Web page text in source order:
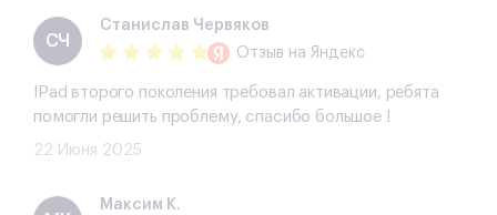
СЧ
Станислав Червяков
Отзыв на Яндекс
IPad второго поколения требовал активации, ребята
помогли решить проблему, спасибо большое !
22 Июня 2025
Максим К.